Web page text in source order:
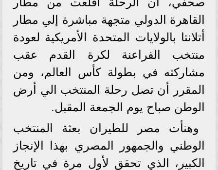
القاهرة الدولي متجهة مباشرة إلي مطار
أتلانتا بالولايات المتحدة الأمريكية لعودة
منتخب الفراعنة لكرة القدم عقب
مشاركته في بطولة كأس العالم، ومن
المقرر أن تصل رحلة المنتخب الي أرض
الوطن صباح يوم الجمعة المقبل.
وهنأت مصر للطيران بعثة المنتخب
الوطني والجمهور المصري بهذا الإنجاز
الكبير، الذي تحقق لأول مرة في تاريخ